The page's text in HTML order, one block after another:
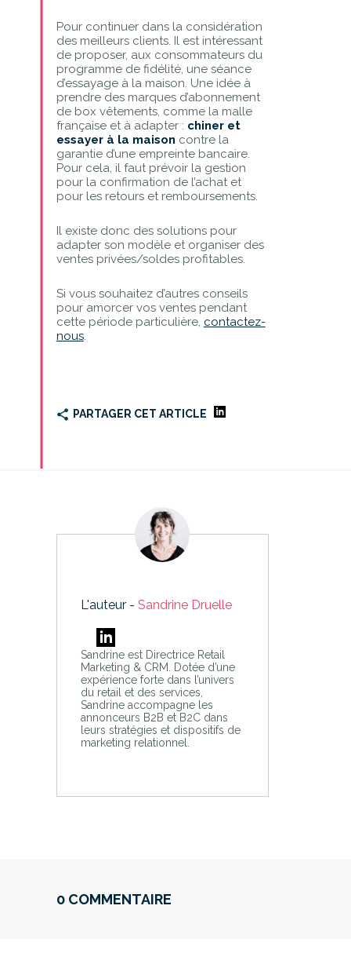
Pour continuer dans la considération
des meilleurs clients. Il est intéressant
de proposer, aux consommateurs du
programme de fidélité, une séance
d’essayage à la maison. Une idée à
prendre des marques d’abonnement
de box vêtements, comme la malle
française et à adapter : chiner et
essayer à la maison contre la
garantie d’une empreinte bancaire.
Pour cela, il faut prévoir la gestion
pour la confirmation de l’achat et
pour les retours et remboursements.
Il existe donc des solutions pour
adapter son modèle et organiser des
ventes privées/soldes profitables.
Si vous souhaitez d’autres conseils
pour amorcer vos ventes pendant
cette période particulière, contactez-
nous.
PARTAGER CET ARTICLE
L'auteur - Sandrine Druelle
Sandrine est Directrice Retail
Marketing & CRM. Dotée d’une
expérience forte dans l’univers
du retail et des services,
Sandrine accompagne les
annonceurs B2B et B2C dans
leurs stratégies et dispositifs de
marketing relationnel.
0 COMMENTAIRE